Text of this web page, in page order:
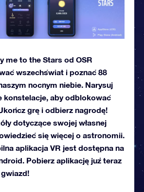
me to the Stars od OSR
wszechświat i poznać 88
nocnym niebie. Narysuj
konstelacje, aby odblokować
grę i odbierz nagrodę!
dotyczące swojej własnej
się więcej o astronomii.
aplikacja VR jest dostępna na
Pobierz aplikację już teraz